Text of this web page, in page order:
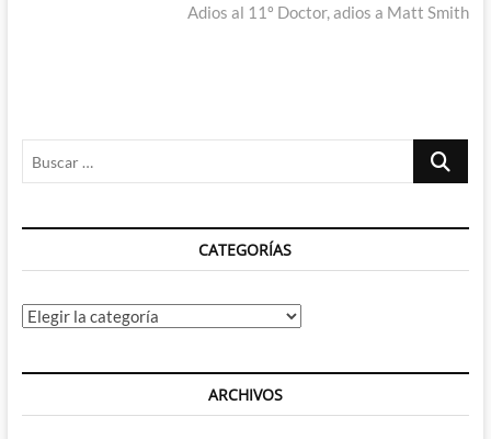
siguiente:
Adios al 11º Doctor, adios a Matt Smith
Buscar
CATEGORÍAS
Categorías
ARCHIVOS